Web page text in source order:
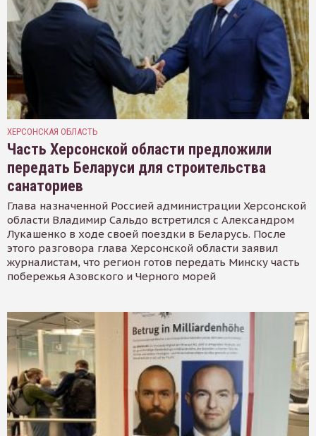
ХЕРСОНСКАЯ ОБЛАСТЬ
Часть Херсонской области предложили
передать Беларуси для строительства
санаториев
Глава назначенной Россией администрации Херсонской
области Владимир Сальдо встретился с Александром
Лукашенко в ходе своей поездки в Беларусь. После
этого разговора глава Херсонской области заявил
журналистам, что регион готов передать Минску часть
побережья Азовского и Черного морей